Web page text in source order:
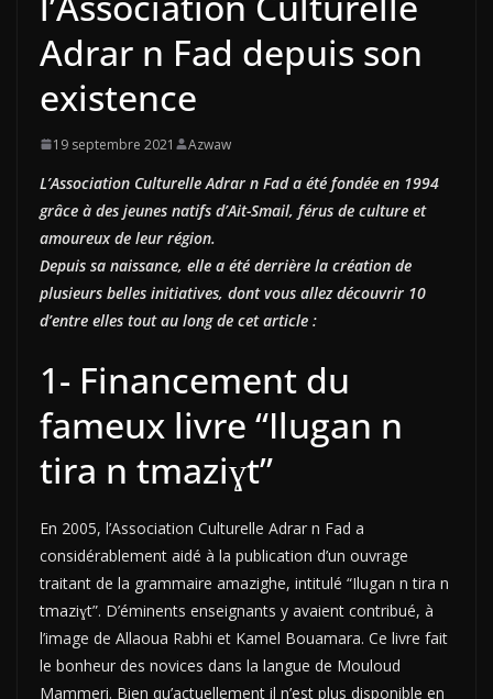
Adrar n Fad depuis son
existence
19 septembre 2021 Azwaw
L’Association Culturelle Adrar n Fad a été fondée en 1994
grâce à des jeunes natifs d’Ait-Smail, férus de culture et
amoureux de leur région.
Depuis sa naissance, elle a été derrière la création de
plusieurs belles initiatives, dont vous allez découvrir 10
d’entre elles tout au long de cet article :
1- Financement du
fameux livre “Ilugan n
tira n tmaziɣt”
En 2005, l’Association Culturelle Adrar n Fad a
considérablement aidé à la publication d’un ouvrage
traitant de la grammaire amazighe, intitulé “Ilugan n tira n
tmaziɣt”. D’éminents enseignants y avaient contribué, à
l’image de Allaoua Rabhi et Kamel Bouamara. Ce livre fait
le bonheur des novices dans la langue de Mouloud
Mammeri. Bien qu’actuellement il n’est plus disponible en